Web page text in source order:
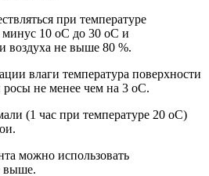
при температуре
10 оС до 30 оС и
воздуха не выше 80 %.
влаги температура поверхности
не менее чем на 3 оС.
(1 час при температуре 20 оС)
можно использовать
выше.